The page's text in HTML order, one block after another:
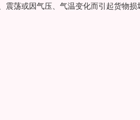
震荡或因气压、气温变化而引起货物损